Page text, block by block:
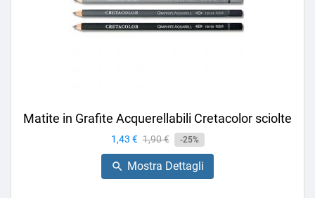
Matite in Grafite Acquerellabili Cretacolor sciolte
Prezzo
1,43 € Prezzo
base
1,90 € -25%
 Mostra Dettagli